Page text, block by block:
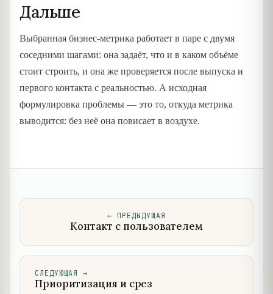
Дальше
Выбранная бизнес-метрика работает в паре с двумя
соседними шагами: она задаёт, что и в каком объёме
стоит строить, и она же проверяется после выпуска и
первого контакта с реальностью. А исходная
формулировка проблемы — это то, откуда метрика
выводится: без неё она повисает в воздухе.
← ПРЕДЫДУЩАЯ
Контакт с пользователем
СЛЕДУЮЩАЯ →
Приоритизация и срез